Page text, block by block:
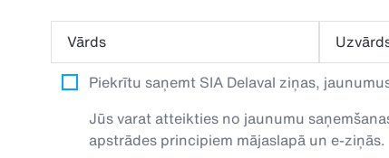
Vārds
Piekrītu saņemt SIA Delaval ziņas,
Jūs varat atteikties no jaunumu
apstrādes principiem mājaslapā un e-ziņās.